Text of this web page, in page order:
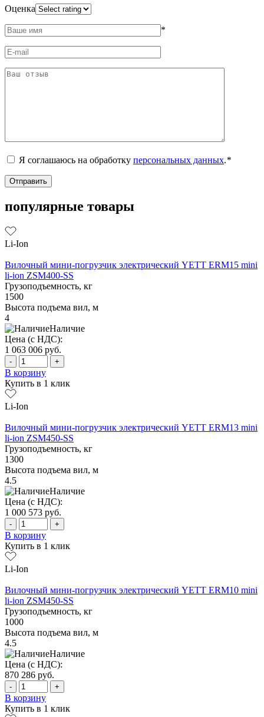
Оценка
*
Я соглашаюсь на обработку персональных данных.*
популярные товары
Li-Ion
Вилочный мини-погрузчик электрический YETT ERM15 mini
li-ion ZSM400-SS
Грузоподъемность, кг
1500
Высота подъема вил, м
4
Наличие
Цена (с НДС):
1 063 006 руб.
- +
В корзину
Купить в 1 клик
Li-Ion
Вилочный мини-погрузчик электрический YETT ERM13 mini
li-ion ZSM450-SS
Грузоподъемность, кг
1300
Высота подъема вил, м
4.5
Наличие
Цена (с НДС):
1 000 573 руб.
- +
В корзину
Купить в 1 клик
Li-Ion
Вилочный мини-погрузчик электрический YETT ERM10 mini
li-ion ZSM450-SS
Грузоподъемность, кг
1000
Высота подъема вил, м
4.5
Наличие
Цена (с НДС):
870 286 руб.
- +
В корзину
Купить в 1 клик